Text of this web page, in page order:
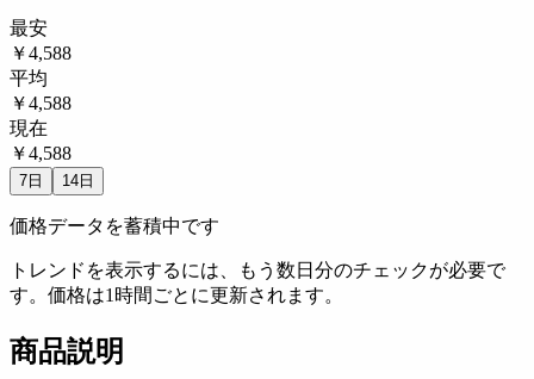
最安
￥4,588
平均
￥4,588
現在
￥4,588
7日 14日
価格データを蓄積中です
トレンドを表示するには、もう数日分のチェックが必要で
す。価格は1時間ごとに更新されます。
商品説明